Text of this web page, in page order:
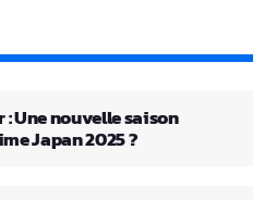
Une nouvelle saison
Japan 2025 ?